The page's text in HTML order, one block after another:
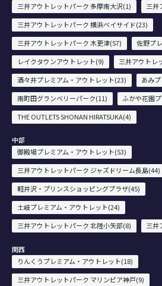
三井アウトレットパーク 多摩南大沢(1)
三井
三井アウトレットパーク 横浜ベイサイド(23)
三井アウトレットパーク 木更津(57)
佐野プ
レイクタウンアウトレット(9)
三井アウトレ
酒々井プレミアム・アウトレット(23)
あみ
南町田グランベリーパーク(11)
ふかや花園
THE OUTLETS SHONAN HIRATSUKA(4)
中部
御殿場プレミアム・アウトレット(53)
三井アウトレットパーク ジャズドリーム長島(44)
軽井沢・プリンスショッピングプラザ(45)
土岐プレミアム・アウトレット(24)
三井アウトレットパーク 北陸小矢部(8)
三井
関西
りんくうプレミアム・アウトレット(18)
三井アウトレットパーク マリンピア神戸(9)